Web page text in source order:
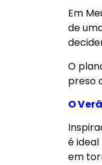
Em
de
O
preso
O
é
em